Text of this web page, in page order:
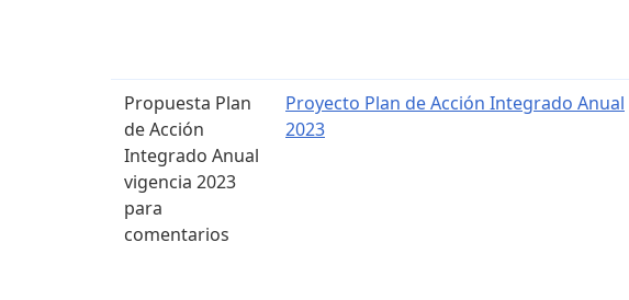
Propuesta Plan
de Acción
Integrado Anual
vigencia 2023
para
comentarios
Proyecto Plan de Acción Integrado Anual
2023